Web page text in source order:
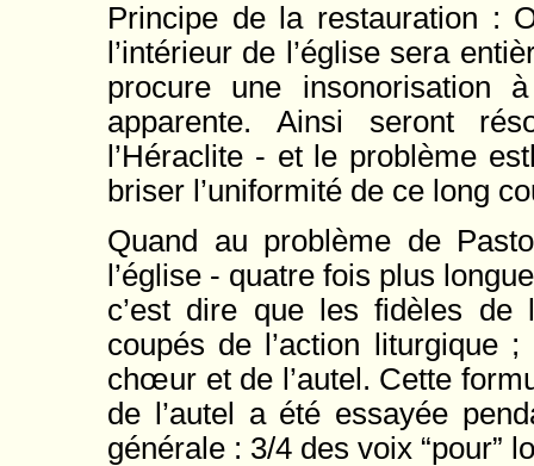
Principe de la restauration :
l’intérieur de l’église sera
procure une insonorisation
apparente. Ainsi seront
l’Héraclite - et le problème
briser l’uniformité de ce long
Quand au problème de
l’église - quatre fois plus
c’est dire que les fidèles de
coupés de l’action liturgique
chœur et de l’autel. Cette
de l’autel a été essayée
générale : 3/4 des voix “pour”